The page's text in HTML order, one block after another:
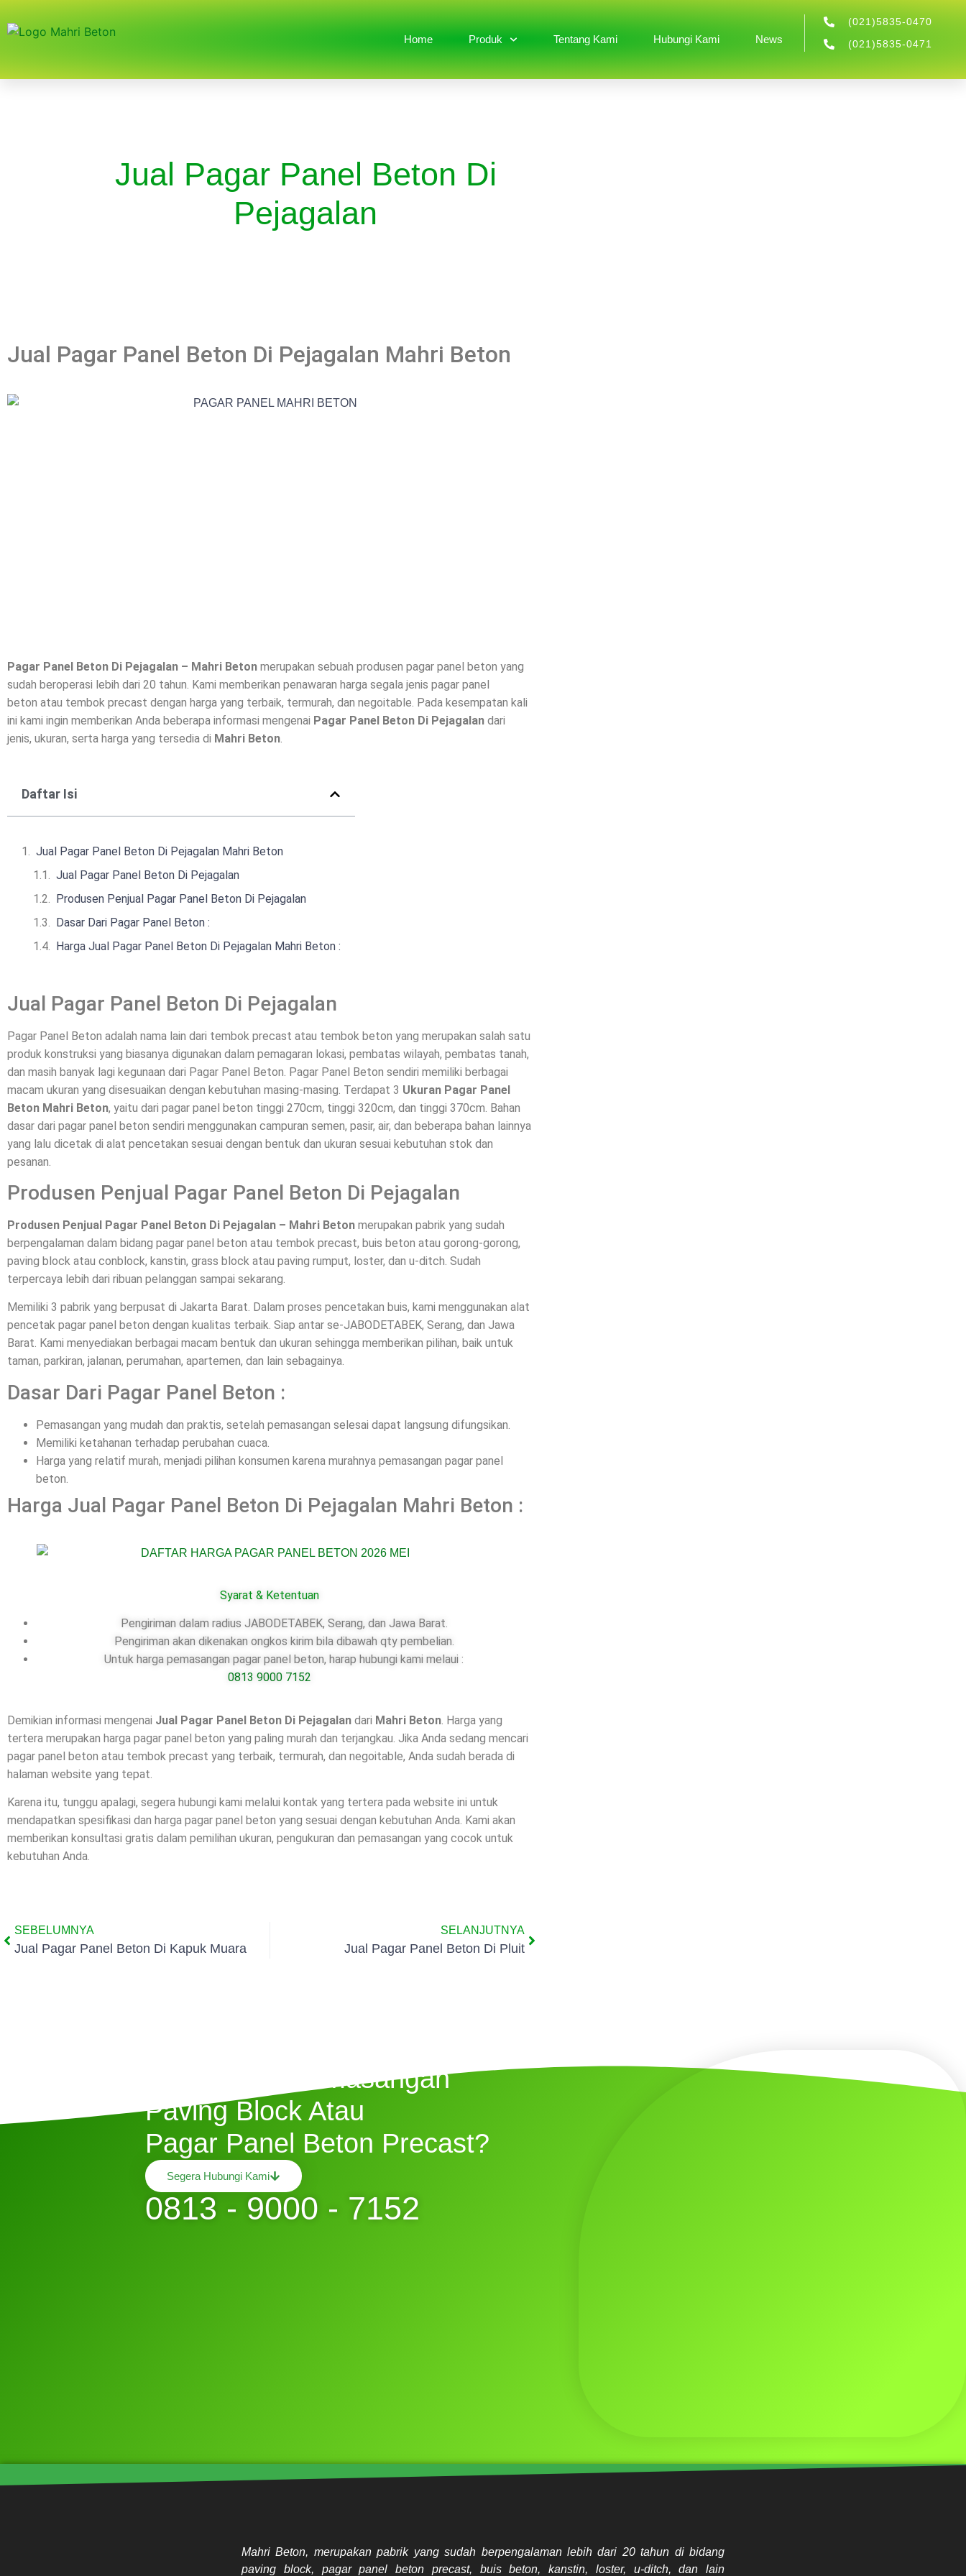
Home Produk Tentang Kami Hubungi Kami News
(021)5835-0470
(021)5835-0471
Jual Pagar Panel Beton Di
Pejagalan
Jual Pagar Panel Beton Di Pejagalan Mahri Beton
Pagar Panel Beton Di Pejagalan – Mahri Beton merupakan sebuah produsen pagar panel beton yang
sudah beroperasi lebih dari 20 tahun. Kami memberikan penawaran harga segala jenis pagar panel
beton atau tembok precast dengan harga yang terbaik, termurah, dan negoitable. Pada kesempatan kali
ini kami ingin memberikan Anda beberapa informasi mengenai Pagar Panel Beton Di Pejagalan dari
jenis, ukuran, serta harga yang tersedia di Mahri Beton
Daftar Isi
Jual Pagar Panel Beton Di Pejagalan Mahri Beton
Jual Pagar Panel Beton Di Pejagalan
Produsen Penjual Pagar Panel Beton Di Pejagalan
Dasar Dari Pagar Panel Beton :
Harga Jual Pagar Panel Beton Di Pejagalan Mahri Beton :
Jual Pagar Panel Beton Di Pejagalan
Pagar Panel Beton adalah nama lain dari tembok precast atau tembok beton yang merupakan salah satu
produk konstruksi yang biasanya digunakan dalam pemagaran lokasi, pembatas wilayah, pembatas tanah,
dan masih banyak lagi kegunaan dari Pagar Panel Beton. Pagar Panel Beton sendiri memiliki berbagai
macam ukuran yang disesuaikan dengan kebutuhan masing-masing. Terdapat 3 Ukuran Pagar Panel
Beton Mahri Beton, yaitu dari pagar panel beton tinggi 270cm, tinggi 320cm, dan tinggi 370cm. Bahan
dasar dari pagar panel beton sendiri menggunakan campuran semen, pasir, air, dan beberapa bahan lainnya
yang lalu dicetak di alat pencetakan sesuai dengan bentuk dan ukuran sesuai kebutuhan stok dan
pesanan.
Produsen Penjual Pagar Panel Beton Di Pejagalan
Produsen Penjual Pagar Panel Beton Di Pejagalan – Mahri Beton merupakan pabrik yang sudah
berpengalaman dalam bidang pagar panel beton atau tembok precast, buis beton atau gorong-gorong,
paving block atau conblock, kanstin, grass block atau paving rumput, loster, dan u-ditch. Sudah
terpercaya lebih dari ribuan pelanggan sampai sekarang.
Memiliki 3 pabrik yang berpusat di Jakarta Barat. Dalam proses pencetakan buis, kami menggunakan alat
pencetak pagar panel beton dengan kualitas terbaik. Siap antar se-JABODETABEK, Serang, dan Jawa
Barat. Kami menyediakan berbagai macam bentuk dan ukuran sehingga memberikan pilihan, baik untuk
taman, parkiran, jalanan, perumahan, apartemen, dan lain sebagainya.
Dasar Dari Pagar Panel Beton :
Pemasangan yang mudah dan praktis, setelah pemasangan selesai dapat langsung difungsikan.
Memiliki ketahanan terhadap perubahan cuaca.
Harga yang relatif murah, menjadi pilihan konsumen karena murahnya pemasangan pagar panel
beton.
Harga Jual Pagar Panel Beton Di Pejagalan Mahri Beton :
Syarat & Ketentuan
Pengiriman dalam radius JABODETABEK, Serang, dan Jawa Barat.
Pengiriman akan dikenakan ongkos kirim bila dibawah qty pembelian.
Untuk harga pemasangan pagar panel beton, harap hubungi kami melaui :
0813 9000 7152
Demikian informasi mengenai Jual Pagar Panel Beton Di Pejagalan dari Mahri Beton . Harga yang
tertera merupakan harga pagar panel beton yang paling murah dan terjangkau. Jika Anda sedang mencari
pagar panel beton atau tembok precast yang terbaik, termurah, dan negoitable, Anda sudah berada di
halaman website yang tepat.
Karena itu, tunggu apalagi, segera hubungi kami melalui kontak yang tertera pada website ini untuk
mendapatkan spesifikasi dan harga pagar panel beton yang sesuai dengan kebutuhan Anda. Kami akan
memberikan konsultasi gratis dalam pemilihan ukuran, pengukuran dan pemasangan yang cocok untuk
kebutuhan Anda.
SEBELUMNYA
Jual Pagar Panel Beton Di Kapuk Muara
SELANJUTNYA
Jual Pagar Panel Beton Di Pluit
Butuh Jasa Pemasangan
Paving Block Atau
Pagar Panel Beton Precast?
Segera Hubungi Kami
0813 - 9000 - 7152
Mahri Beton, merupakan pabrik yang sudah berpengalaman lebih dari 20 tahun di bidang
paving block, pagar panel beton precast, buis beton, kanstin, loster, u-ditch, dan lain